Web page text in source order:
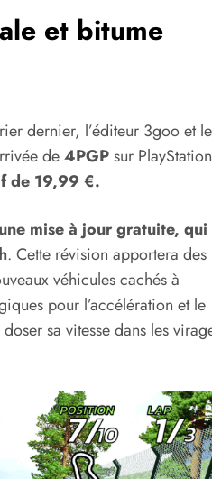
et bitume
dernier, l’éditeur 3goo et le
de4PGPsur
de 19,99 €.
mise à jour gratuite, qui
. Cette révision apportera des
véhicules cachés à
pour l’accélération et le
sa vitesse dans les